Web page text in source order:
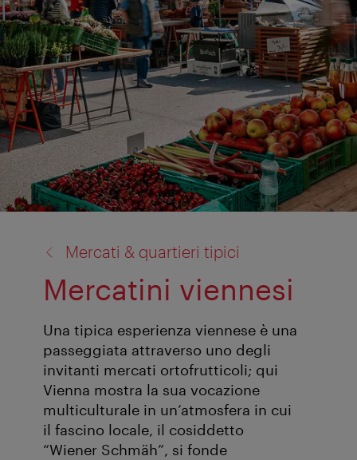
Mercati & quartieri tipici
Mercatini viennesi
Una tipica esperienza viennese è una
passeggiata attraverso uno degli
invitanti mercati ortofrutticoli; qui
Vienna mostra la sua vocazione
multiculturale in un’atmosfera in cui
il fascino locale, il cosiddetto
“Wiener Schmäh”, si fonde